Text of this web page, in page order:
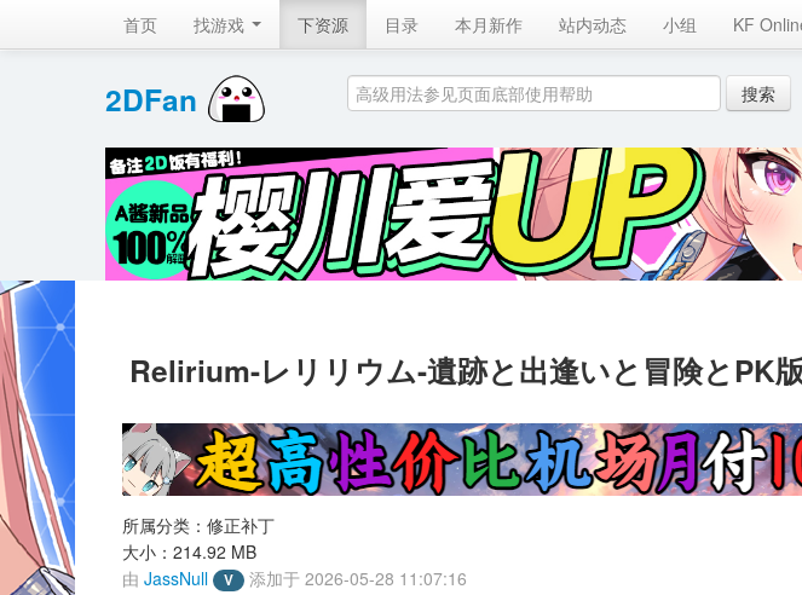
首页 找游戏 下资源 目录 本月新作 站内动态 小组 KF
2DFan
Relirium-レリリウム-遺跡と出逢いと冒険とPK
所属分类：修正补丁
大小：214.92 MB
由 JassNull V
添加于 2026-05-28 11:07:16